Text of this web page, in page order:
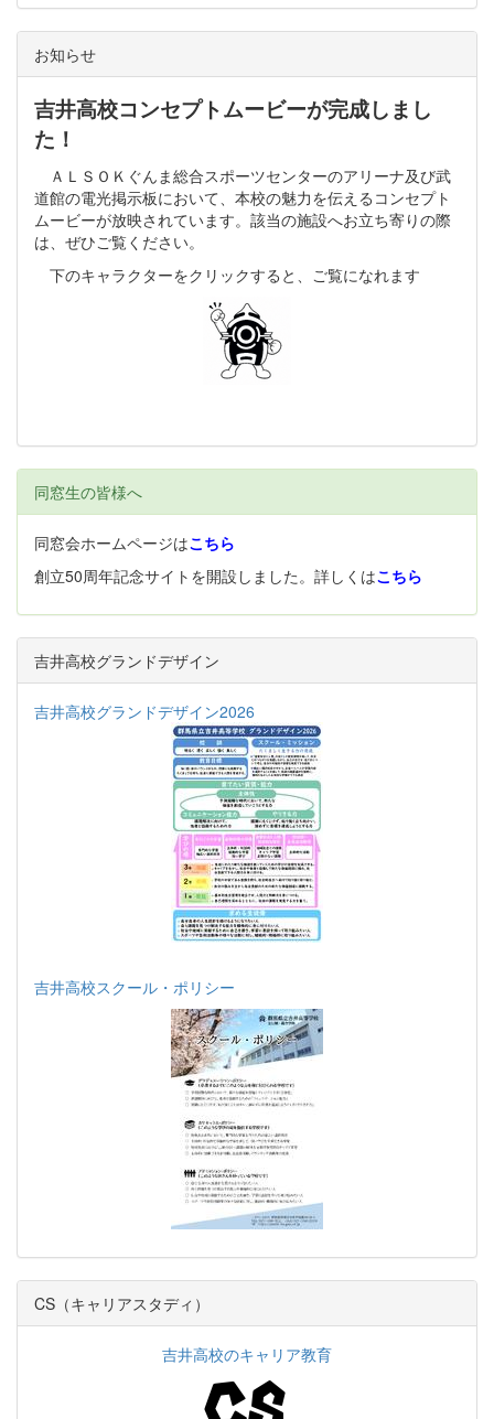
お知らせ
吉井高校コンセプトムービーが完成しまし
た！
ＡＬＳＯＫぐんま総合スポーツセンターのアリーナ及び武
道館の電光掲示板において、本校の魅力を伝えるコンセプト
ムービーが放映されています。該当の施設へお立ち寄りの際
は、ぜひご覧ください。
下のキャラクターをクリックすると、ご覧になれます
同窓生の皆様へ
同窓会ホームページはこちら
創立50周年記念サイトを開設しました。詳しくはこちら
吉井高校グランドデザイン
吉井高校グランドデザイン2026
吉井高校スクール・ポリシー
CS（キャリアスタディ）
吉井高校のキャリア教育